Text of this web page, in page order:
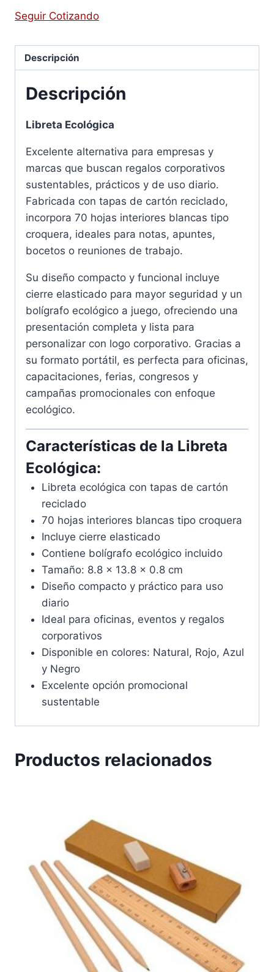
Seguir Cotizando
Descripción
Descripción
Libreta Ecológica
Excelente alternativa para empresas y
marcas que buscan regalos corporativos
sustentables, prácticos y de uso diario.
Fabricada con tapas de cartón reciclado,
incorpora 70 hojas interiores blancas tipo
croquera, ideales para notas, apuntes,
bocetos o reuniones de trabajo.
Su diseño compacto y funcional incluye
cierre elasticado para mayor seguridad y un
bolígrafo ecológico a juego, ofreciendo una
presentación completa y lista para
personalizar con logo corporativo. Gracias a
su formato portátil, es perfecta para oficinas,
capacitaciones, ferias, congresos y
campañas promocionales con enfoque
ecológico.
Características de la Libreta
Ecológica:
Libreta ecológica con tapas de cartón
reciclado
70 hojas interiores blancas tipo croquera
Incluye cierre elasticado
Contiene bolígrafo ecológico incluido
Tamaño: 8.8 x 13.8 x 0.8 cm
Diseño compacto y práctico para uso
diario
Ideal para oficinas, eventos y regalos
corporativos
Disponible en colores: Natural, Rojo, Azul
y Negro
Excelente opción promocional
sustentable
Productos relacionados